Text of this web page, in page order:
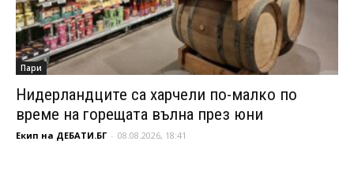
Пари
Нидерландците са харчели по-малко по
време на горещата вълна през юни
Екип на ДЕБАТИ.БГ - 08.08.2026, 18:41